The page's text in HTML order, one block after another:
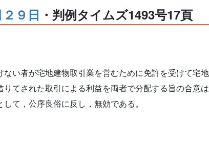
９日 ・判例タイムズ1493号17頁
い者が宅地建物取引業を営むために免許を受けて宅
てされた取引による利益を両者で分配する旨の合意
て，公序良俗に反し，無効である。